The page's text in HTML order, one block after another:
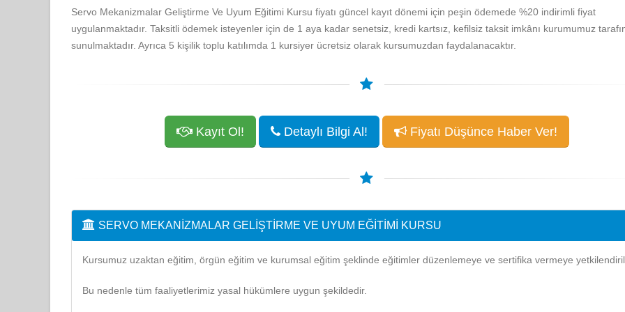
Servo Mekanizmalar Geliştirme Ve Uyum Eğitimi Kursu fiyatı güncel kayıt dönemi için peşin ödemede %20 indirimli fiyat
uygulanmaktadır. Taksitli ödemek isteyenler için de 1 aya kadar senetsiz, kredi kartsız, kefilsiz taksit imkânı kurumumuz
sunulmaktadır. Ayrıca 5 kişilik toplu katılımda 1 kursiyer ücretsiz olarak kursumuzdan faydalanacaktır.
Kayıt Ol! Detaylı Bilgi Al! Fiyatı Düşünce Haber Ver!
SERVO MEKANIZMALAR GELIŞTIRME VE UYUM EĞITIMI KURSU
Kursumuz uzaktan eğitim, örgün eğitim ve kurumsal eğitim şeklinde eğitimler düzenlemeye ve sertifika vermeye
Bu nedenle tüm faaliyetlerimiz yasal hükümlere uygun şekildedir.